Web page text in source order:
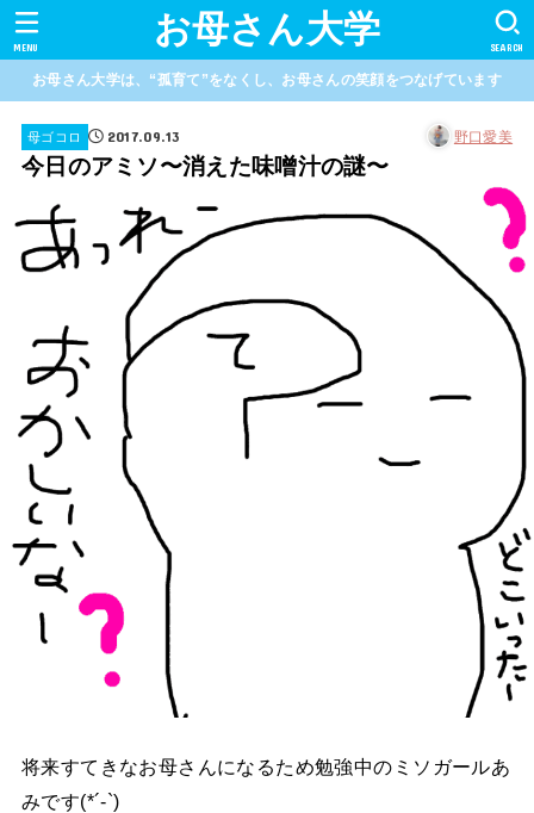
お母さん大学 SEARCH
MENU
お母さん大学は、“孤育て”をなくし、お母さんの笑顔をつなげています
母ゴコロ 2017.09.13 野口愛美
今日のアミソ〜消えた味噌汁の謎〜
将来すてきなお母さんになるため勉強中のミソガールあ
みです(*´-`)